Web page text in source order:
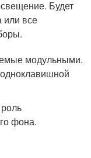
Будет
или все
модульными.
фона.